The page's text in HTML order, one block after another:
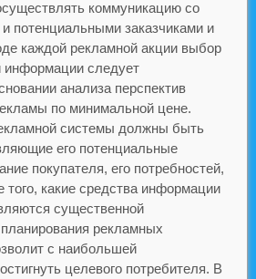
коммуникацию со
потенциальными заказчиками и
каждой рекламной акции выбор
информации следует
анализа перспектив
по минимальной цене.
системы должны быть
его потенциальные
покупателя, его потребностей,
того, какие средства информации
существенной
рекламных
с наибольшей
целевого потребителя. В